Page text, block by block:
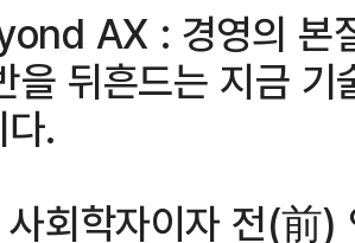
AX : 경영의 본
을 뒤흔드는 지금
.
회학자이자 전(前